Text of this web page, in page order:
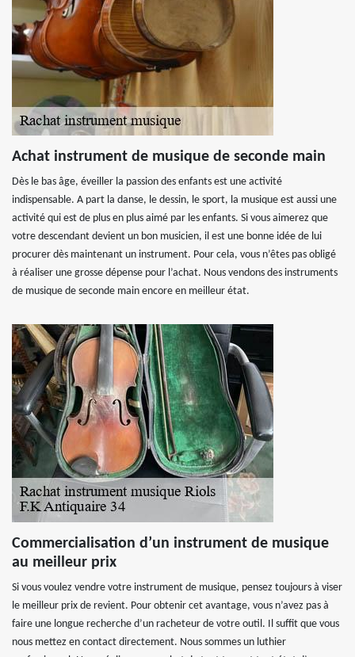
Achat instrument de musique de seconde main
Dès le bas âge, éveiller la passion des enfants est une activité
indispensable. A part la danse, le dessin, le sport, la musique est aussi une
activité qui est de plus en plus aimé par les enfants. Si vous aimerez que
votre descendant devient un bon musicien, il est une bonne idée de lui
procurer dès maintenant un instrument. Pour cela, vous n’êtes pas obligé
à réaliser une grosse dépense pour l’achat. Nous vendons des instruments
de musique de seconde main encore en meilleur état.
Commercialisation d’un instrument de musique
au meilleur prix
Si vous voulez vendre votre instrument de musique, pensez toujours à viser
le meilleur prix de revient. Pour obtenir cet avantage, vous n’avez pas à
faire une longue recherche d’un racheteur de votre outil. Il suffit que vous
nous mettez en contact directement. Nous sommes un luthier